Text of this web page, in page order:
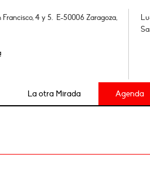
Francisco, 4 y 5. E-50006 Zaragoza,
La otra Mirada Agenda